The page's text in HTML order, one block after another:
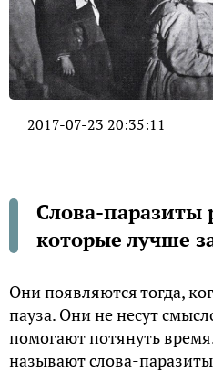
2017-07-23 20:35:11
Слова-паразиты
которые лучше
Они появляются тогда,
пауза. Они не несут
помогают потянуть
называют слова-